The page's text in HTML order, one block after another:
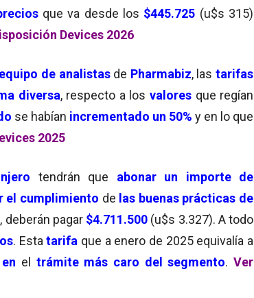
que va desde los $445.725 (u$s 315)
Devices 2026
equipo de analistasde Pharmabiz, lastarifas
diversa, respecto a los valores que regían
se habían incrementado un 50% y en lo que
2025
tendrán que abonar un importe de
el cumplimiento de las buenas prácticas de
, deberán pagar $4.711.500 (u$s 3.327). A todo
. Estatarifa que a enero de 2025 equivalía a
el trámite más caro delsegmento.Ver